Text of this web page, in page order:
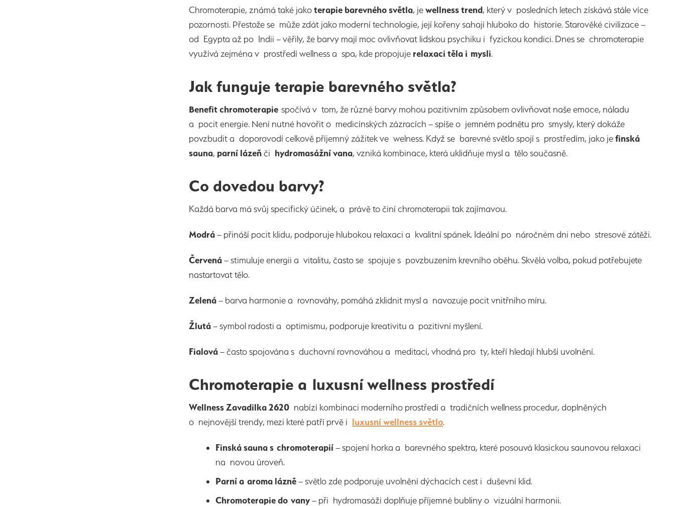
Chromoterapie, známá také jakoterapie barevnéhosvětla, jewellnesstrend, který v posledních letech získává stále více
pozornosti. Přestože se může zdát jako moderní technologie, její kořeny sahají hluboko do historie. Starověké civilizace –
od Egypta až po Indii – věřily, že barvy mají moc ovlivňovat lidskou psychiku i fyzickou kondici. Dnes se chromoterapie
využívá zejména v prostředí wellness a spa, kde propojuje relaxaci těla i mysli.
Jak funguje terapie barevného světla?
Benefit chromoterapie spočívá v tom, že různé barvy mohou pozitivním způsobem ovlivňovat naše emoce, náladu
a pocit energie. Není nutné hovořit o medicínských zázracích – spíše o jemném podnětu pro smysly, který dokáže
povzbudit a doporovodí celkově příjemný zážitek ve welness. Když se barevné světlo spojí s prostředím, jako jefinská
sauna, parní lázeňči hydromasážní vana, vzniká kombinace, která uklidňuje mysl a tělo současně.
Co dovedou barvy?
Každá barva má svůj specifický účinek, a právě to činí chromoterapii tak zajímavou.
Modrá– přináší pocit klidu, podporuje hlubokou relaxaci a kvalitní spánek. Ideální po náročném dni nebo stresové zátěži.
Červená– stimuluje energii a vitalitu, často se spojuje s povzbuzením krevního oběhu. Skvělá volba, pokud potřebujete
nastartovat tělo.
Zelená– barva harmonie a rovnováhy, pomáhá zklidnit mysl a navozuje pocit vnitřního míru.
Žlutá– symbol radosti a optimismu, podporuje kreativitu a pozitivní myšlení.
Fialová– často spojována s duchovní rovnováhou a meditací, vhodná pro ty, kteří hledají hlubší uvolnění.
Chromoterapie a luxusní wellness prostředí
Wellness Zavadilka 2620 nabízí kombinaci moderního prostředí a tradičních wellness procedur, doplněných
o nejnovější trendy, mezi které patří prvě i luxusní wellness světlo.
Finská sauna s chromoterapií– spojení horka a barevného spektra, které posouvá klasickou saunovou relaxaci
na novou úroveň.
Parní a aroma lázně– světlo zde podporuje uvolnění dýchacích cest i duševní klid.
Chromoterapie do vany– při hydromasáži doplňuje příjemné bubliny o vizuální harmonii.